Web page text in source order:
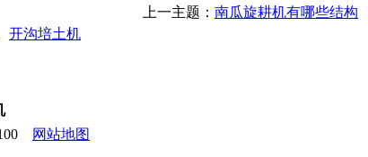
上一主题： 南瓜旋耕机有哪些结构
开沟培土机
网站地图